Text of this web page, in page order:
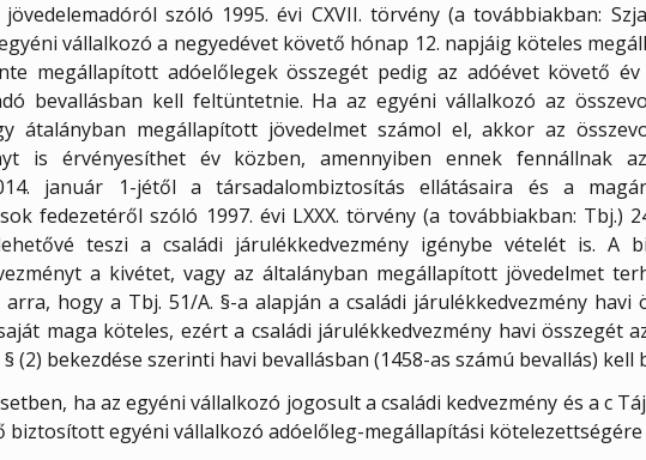
jövedelemadóról szóló 1995. évi CXVII. törvény (a továbbiakban:
vállalkozó a negyedévet követő hónap 12. napjáig köteles
megállapított adóelőlegek összegét pedig az adóévet követő
bevallásban kell feltüntetnie. Ha az egyéni vállalkozó az
átalányban megállapított jövedelmet számol el, akkor az
is érvényesíthet év közben, amennyiben ennek fennállnak
január 1-jétől a társadalombiztosítás ellátásaira és a
fedezetéről szóló 1997. évi LXXX. törvény (a továbbiakban: Tbj.)
teszi a családi járulékkedvezmény igénybe vételét is. A
a kivétet, vagy az általányban megállapított jövedelmet
hogy a Tbj. 51/A. §-a alapján a családi járulékkedvezmény havi
maga köteles, ezért a családi járulékkedvezmény havi összegét
(2) bekezdése szerinti havi bevallásban (1458-as számú bevallás) kell
ha az egyéni vállalkozó jogosult a családi kedvezmény és a c
biztosított egyéni vállalkozó adóelőleg-megállapítási